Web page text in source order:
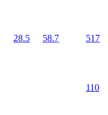
28.5 58.7 517
110